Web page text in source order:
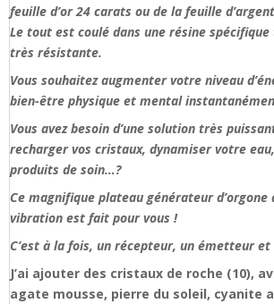
feuille d’or 24 carats ou de la feuille
Le tout est coulé dans une résine
très résistante.
Vous souhaitez augmenter votre niveau
bien-être physique et mental
Vous avez besoin d’une solution très
recharger vos cristaux, dynamiser votre
produits de soin…?
Ce magnifique plateau générateur
vibration est fait pour vous !
C’est à la fois, un récepteur, un émetteur
J’ai ajouter des cristaux de roche (10),
agate mousse, pierre du soleil, cyanite